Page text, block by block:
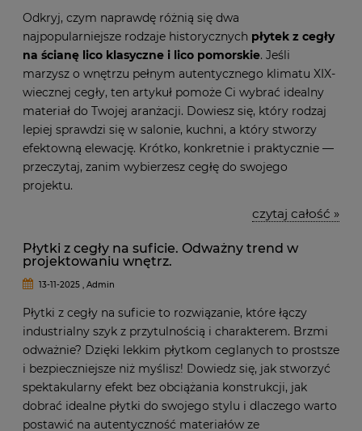
Odkryj, czym naprawdę różnią się dwa
najpopularniejsze rodzaje historycznych płytek z cegły
na ścianę lico klasyczne i lico pomorskie. Jeśli
marzysz o wnętrzu pełnym autentycznego klimatu XIX-
wiecznej cegły, ten artykuł pomoże Ci wybrać idealny
materiał do Twojej aranżacji. Dowiesz się, który rodzaj
lepiej sprawdzi się w salonie, kuchni, a który stworzy
efektowną elewację. Krótko, konkretnie i praktycznie —
przeczytaj, zanim wybierzesz cegłę do swojego
projektu.
czytaj całość »
Płytki z cegły na suficie. Odważny trend w
projektowaniu wnętrz.
13-11-2025 , Admin
Płytki z cegły na suficie to rozwiązanie, które łączy
industrialny szyk z przytulnością i charakterem. Brzmi
odważnie? Dzięki lekkim płytkom ceglanych to prostsze
i bezpieczniejsze niż myślisz! Dowiedz się, jak stworzyć
spektakularny efekt bez obciążania konstrukcji, jak
dobrać idealne płytki do swojego stylu i dlaczego warto
postawić na autentyczność materiałów ze